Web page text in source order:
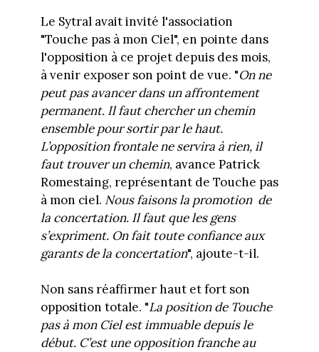
Le Sytral avait invité l'association
"Touche pas à mon Ciel", en pointe dans
l'opposition à ce projet depuis des mois,
à venir exposer son point de vue. "On ne
peut pas avancer dans un affrontement
permanent. Il faut chercher un chemin
ensemble pour sortir par le haut.
L’opposition frontale ne servira à rien, il
faut trouver un chemin, avance Patrick
Romestaing, représentant de Touche pas
à mon ciel. Nous faisons la promotion de
la concertation. Il faut que les gens
s’expriment. On fait toute confiance aux
garants de la concertation", ajoute-t-il.
Non sans réaffirmer haut et fort son
opposition totale. "La position de Touche
pas à mon Ciel est immuable depuis le
début. C’est une opposition franche au